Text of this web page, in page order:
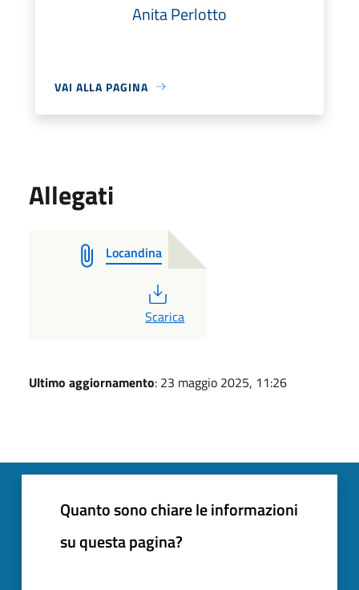
Anita Perlotto
VAI ALLA PAGINA
Allegati
Locandina
PDF
Scarica
Ultimo aggiornamento: 23 maggio 2025, 11:26
Quanto sono chiare le informazioni
su questa pagina?